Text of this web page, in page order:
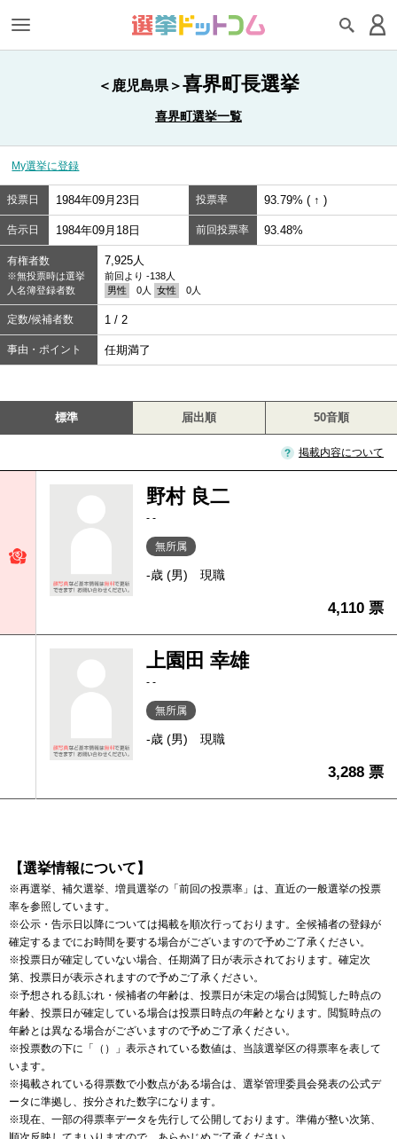
＜鹿児島県＞喜界町長選挙
喜界町選挙一覧
My選挙に登録
投票日 1984年09月23日 投票率 93.79% ( ↑ )
告示日 1984年09月18日 前回投票率 93.48%
有権者数
※無投票時は選挙
人名簿登録者数
7,925人
前回より -138人
男性
0人 女性 0人
定数/候補者数 1 / 2
事由・ポイント 任期満了
標準 届出順 50音順
掲載内容について
野村 良二
- -
無所属
-歳 (男) 現職
4,110 票
上園田 幸雄
- -
無所属
-歳 (男) 現職
3,288 票
【選挙情報について】
※再選挙、補欠選挙、増員選挙の「前回の投票率」は、直近の一般選挙の投票
率を参照しています。
※公示・告示日以降については掲載を順次行っております。全候補者の登録が
確定するまでにお時間を要する場合がございますので予めご了承ください。
※投票日が確定していない場合、任期満了日が表示されております。確定次
第、投票日が表示されますので予めご了承ください。
※予想される顔ぶれ・候補者の年齢は、投票日が未定の場合は閲覧した時点の
年齢、投票日が確定している場合は投票日時点の年齢となります。閲覧時点の
年齢とは異なる場合がございますので予めご了承ください。
※投票数の下に「（）」表示されている数値は、当該選挙区の得票率を表して
います。
※掲載されている得票数で小数点がある場合は、選挙管理委員会発表の公式デ
ータに準拠し、按分された数字になります。
※現在、一部の得票率データを先行して公開しております。準備が整い次第、